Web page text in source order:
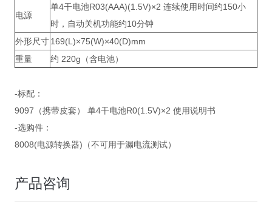
电源
单4干电池R03(AAA)(1.5V)×2 连续使用时间约150小
时，自动关机功能约10分钟
外形尺寸169(L)×75(W)×40(D)mm
重量
约 220g（含电池）
-标配：
9097（携带皮套） 单4干电池R0(1.5V)×2 使用说明书
-选购件：
8008(电源转换器)（不可用于漏电流测试）
产品咨询